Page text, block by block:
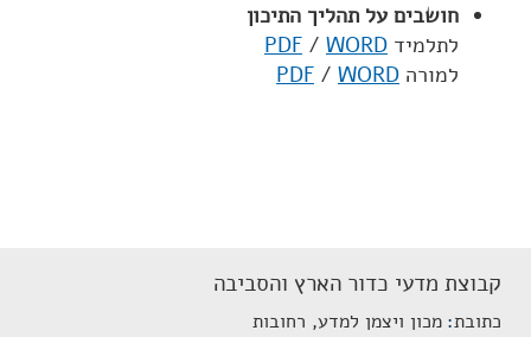
חושבים על תהליך התיכון
לתלמיד
PDF / WORD
למורה
PDF / WORD
קבוצת מדעי כדור הארץ והסביבה
כתובת מכון ויצמן למדע, רחובות